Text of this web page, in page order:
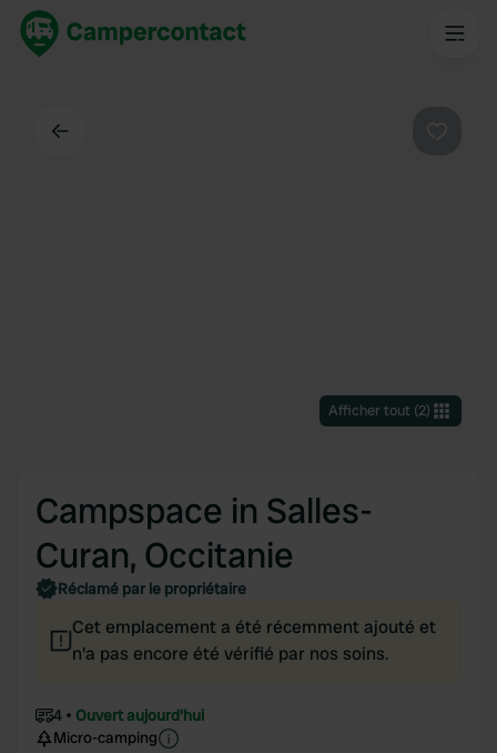
Afficher tout(2)
Campspace in Salles-
Curan, Occitanie
Réclamé par le propriétaire
Cet emplacement a été récemment ajouté et
n'a pas encore été vérifié par nos soins.
4
Ouvert aujourd'hui
Micro-camping